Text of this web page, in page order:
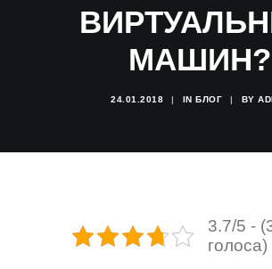
КОНТАКТЫ
МАШИН?
24.01.2018 | INБЛОГ | BY
3.7/5 -
голоса)